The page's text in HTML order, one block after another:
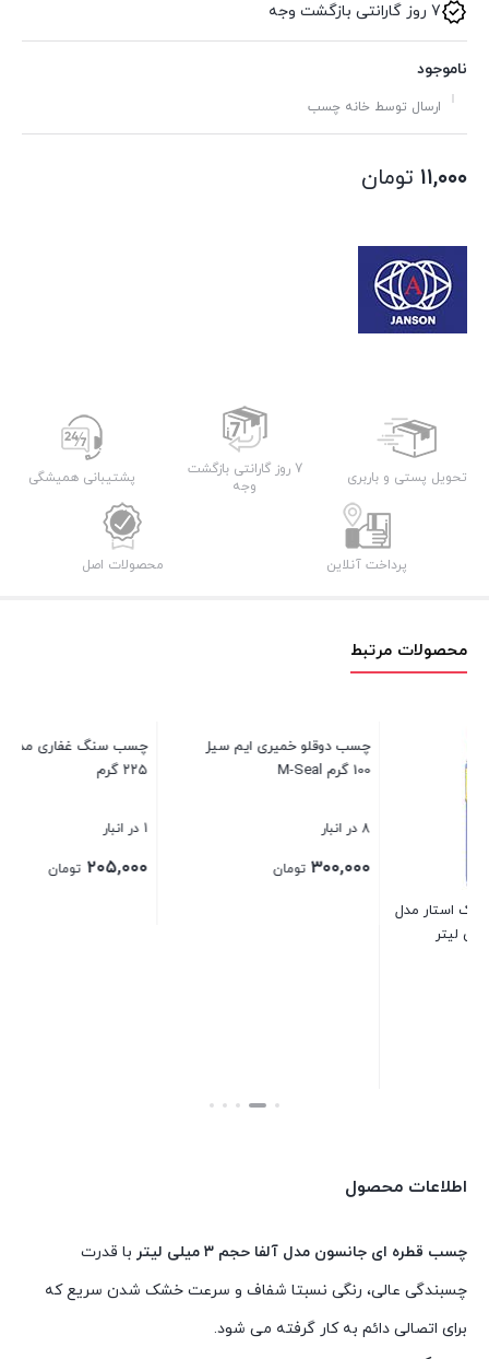
7 روز گارانتی بازگشت وجه
ناموجود
ارسال توسط خانه چسب
۱۱,۰۰۰ تومان
تحویل پستی و باربری
7 روز گارانتی بازگشت
وجه
پشتیبانی همیشگی
پرداخت آنلاین محصولات اصل
محصولات مرتبط
چسب دوقلو خمیری ایم سیل وزن
100 گرم M-Seal
بستن
اطلاعات محصول
چسب قطره ای جانسون مدل آلفا حجم ۳ میلی لیتر
با قدرت
چسبندگی عالی، رنگی نسبتا شفاف و سرعت خشک شدن سریع که
برای اتصالی دائم به کار گرفته می شود.